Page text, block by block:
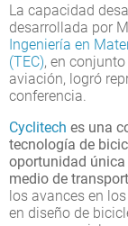
La capacidad
desarrollada por
Ingeniería en
(TEC), en
aviación, logró
conferencia.
Cyclitech es una
tecnología de
oportunidad
medio de
los avances en
en diseño de